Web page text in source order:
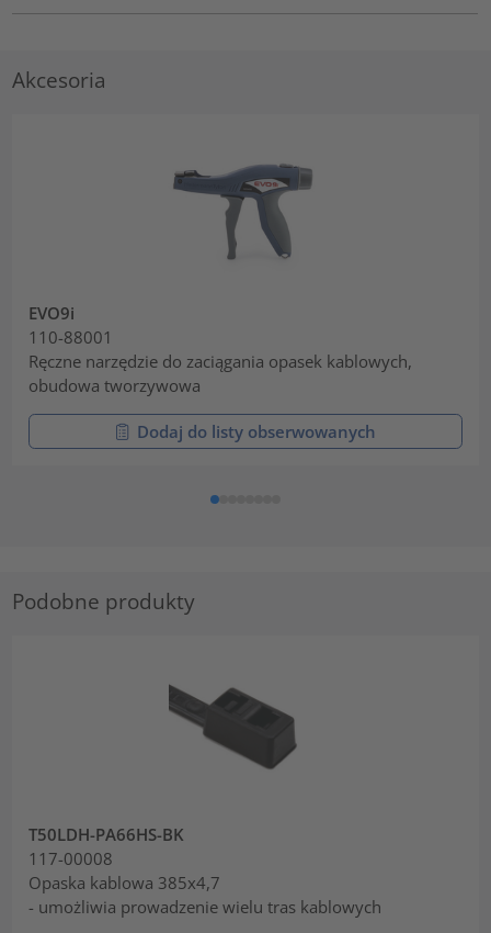
Akcesoria
EVO9i
110-88001
Ręczne narzędzie do zaciągania opasek kablowych,
obudowa tworzywowa
Dodaj do listy obserwowanych
Podobne produkty
T50LDH-PA66HS-BK
117-00008
Opaska kablowa 385x4,7
- umożliwia prowadzenie wielu tras kablowych